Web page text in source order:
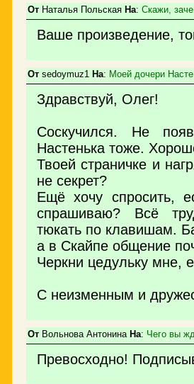
От Наталья Польская На: Скажи,
Ваше произведение,
От sedoymuz1 На: Моей дочери Насте
Здравствуй, Олег!
Соскучился. Не
Настенька тоже.
Твоей страничке и
не секрет?
Ещё хочу спросить,
спрашиваю? Всё
тюкать по клавишам.
а в Скайпе общение
Черкни цедульку мне,
С неизменным и
От Вольнова Антонина На: Чего вы
Превосходно!